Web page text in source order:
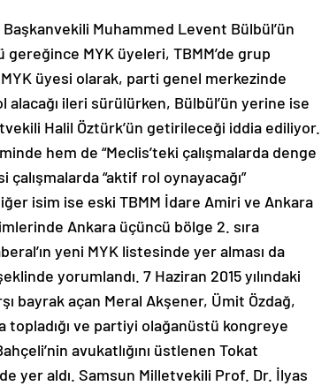
Başkanvekili Muhammed Levent Bülbül’ün
gereğince MYK üyeleri, TBMM’de grup
üyesi olarak, parti genel merkezinde
alacağı ileri sürülürken, Bülbül’ün yerine ise
Halil Öztürk’ün getirileceği iddia ediliyor.
hem de “Meclis’teki çalışmalarda denge
“aktif rol oynayacağı”
isim ise eski TBMM İdare Amiri ve Ankara
Ankara üçüncü bölge 2. sıra
yeni MYK listesinde yer alması da
yorumlandı. 7 Haziran 2015 yılındaki
bayrak açan Meral Akşener, Ümit Özdağ,
topladığı ve partiyi olağanüstü kongreye
avukatlığını üstlenen Tokat
yer aldı. Samsun Milletvekili Prof. Dr. İlyas